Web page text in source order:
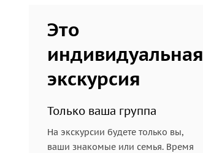
Это
индивидуальная
экскурсия
Только ваша группа
На экскурсии будете только вы,
ваши знакомые или семья. Время